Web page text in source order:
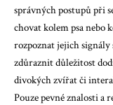
správných postupů při
chovat kolem psa nebo
rozpoznat jejich
zdůraznit důležitost
divokých zvířat či
Pouze pevné znalosti a